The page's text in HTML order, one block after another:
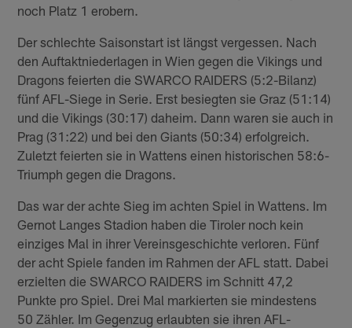
noch Platz 1 erobern.
Der schlechte Saisonstart ist längst vergessen. Nach
den Auftaktniederlagen in Wien gegen die Vikings und
Dragons feierten die SWARCO RAIDERS (5:2-Bilanz)
fünf AFL-Siege in Serie. Erst besiegten sie Graz (51:14)
und die Vikings (30:17) daheim. Dann waren sie auch in
Prag (31:22) und bei den Giants (50:34) erfolgreich.
Zuletzt feierten sie in Wattens einen historischen 58:6-
Triumph gegen die Dragons.
Das war der achte Sieg im achten Spiel in Wattens. Im
Gernot Langes Stadion haben die Tiroler noch kein
einziges Mal in ihrer Vereinsgeschichte verloren. Fünf
der acht Spiele fanden im Rahmen der AFL statt. Dabei
erzielten die SWARCO RAIDERS im Schnitt 47,2
Punkte pro Spiel. Drei Mal markierten sie mindestens
50 Zähler. Im Gegenzug erlaubten sie ihren AFL-